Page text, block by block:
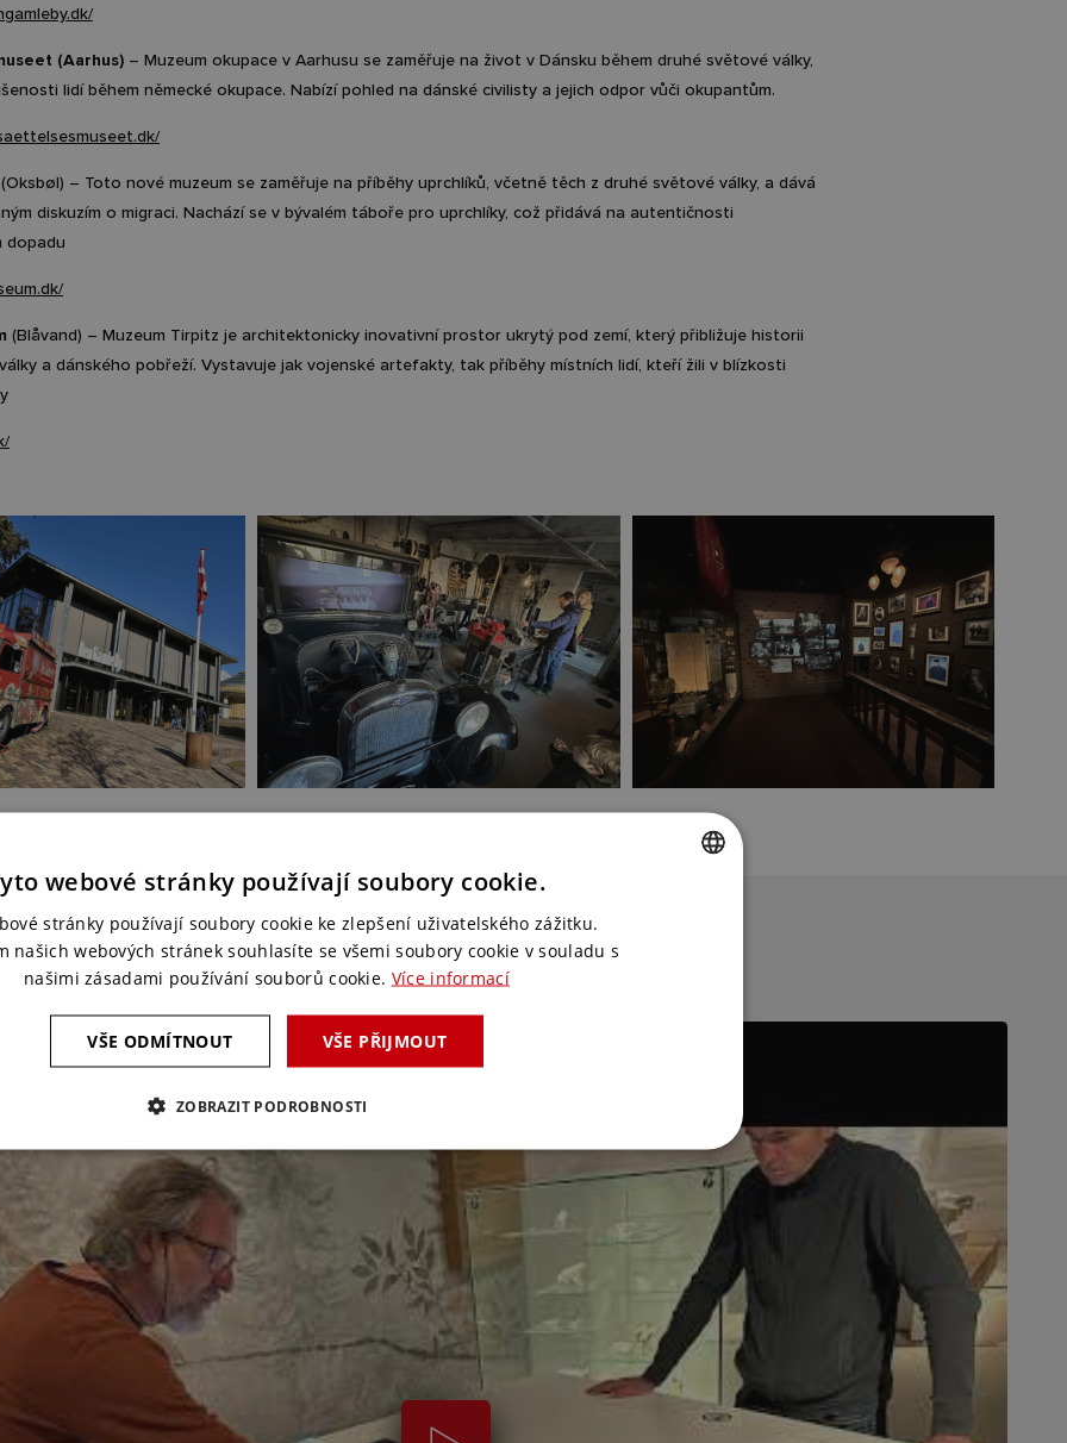
(Aarhus) – Muzeum okupace v Aarhusu se zaměřuje na život v Dánsku během druhé světové války,
lidí během německé okupace. Nabízí pohled na dánské civilisty a jejich odpor vůči okupantům.
(Oksbøl) – Toto nové muzeum se zaměřuje na příběhy uprchlíků, včetně těch z druhé světové války, a dává
diskuzím o migraci. Nachází se v bývalém táboře pro uprchlíky, což přidává na autentičnosti
dopadu​
(Blåvand) – Muzeum Tirpitz je architektonicky inovativní prostor ukrytý pod zemí, který přibližuje historii
a dánského pobřeží. Vystavuje jak vojenské artefakty, tak příběhy místních lidí, kteří žili v blízkosti
pro vás...
webové stránky používají soubory cookie.
stránky používají soubory cookie ke zlepšení uživatelského zážitku.
našich webových stránek souhlasíte se všemi soubory cookie v souladu s
našimi zásadami používání souborů cookie. Více informací
VŠE PŘIJMOUT
VŠE ODMÍTNOUT
ZOBRAZIT PODROBNOSTI